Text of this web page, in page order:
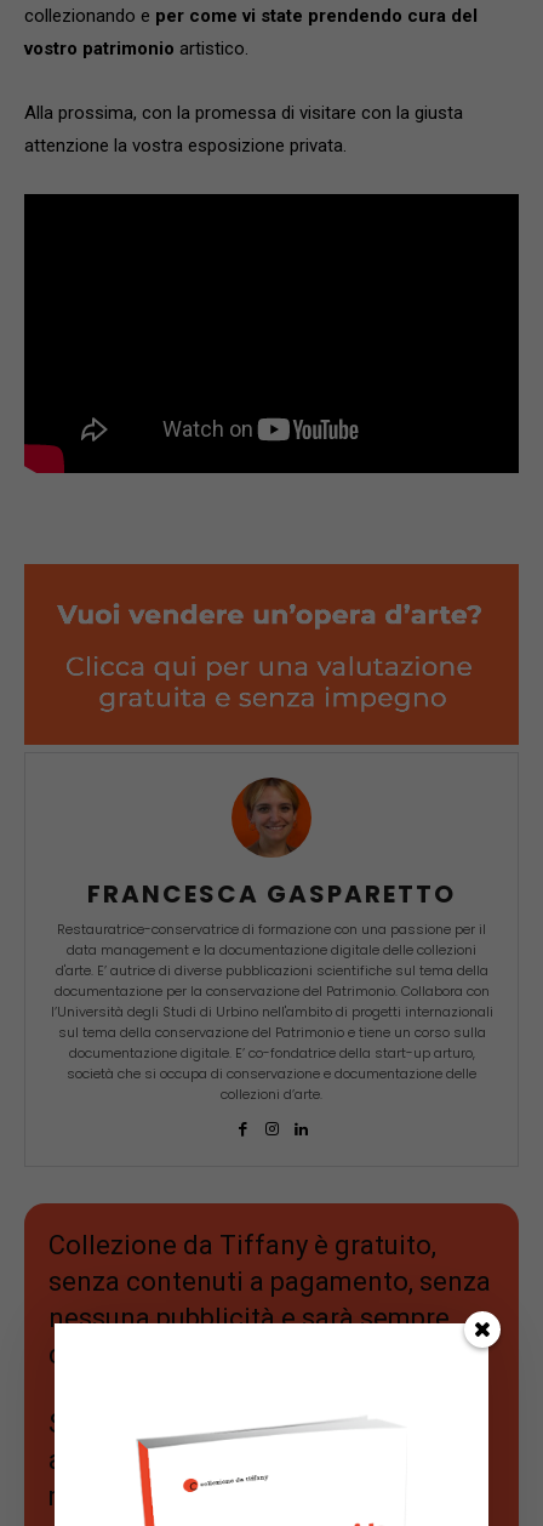
collezionando e per come vi state prendendo cura del
vostro patrimonio artistico.
Alla prossima, con la promessa di visitare con la giusta
attenzione la vostra esposizione privata.
FRANCESCA GASPARETTO
Restauratrice-conservatrice di formazione con una passione per il
data management e la documentazione digitale delle collezioni
d'arte. E’ autrice di diverse pubblicazioni scientifiche sul tema della
documentazione per la conservazione del Patrimonio. Collabora con
l’Università degli Studi di Urbino nell'ambito di progetti internazionali
sul tema della conservazione del Patrimonio e tiene un corso sulla
documentazione digitale. E’ co-fondatrice della start-up arturo,
società che si occupa di conservazione e documentazione delle
collezioni d’arte.
Collezione da Tiffany è gratuito,
senza contenuti a pagamento, senza
nessuna pubblicità e sarà sempre
così.
Se apprezzi il nostro lavoro e vuoi
approfondire ancora di più il
mercato dell'arte,